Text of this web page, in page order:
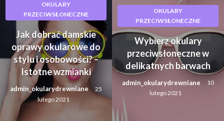
OKULARY
PRZECIWSŁONECZNE
Jak dobrać damskie
oprawy okularowe do
stylu i osobowości? –
Istotne wzmianki
admin_okularydrewniane
25
lutego 2021
OKULARY
PRZECIWSŁONECZNE
Wybierz okulary
przeciwsłoneczne w
delikatnych barwach
admin_okularydrewniane
10
lutego 2021